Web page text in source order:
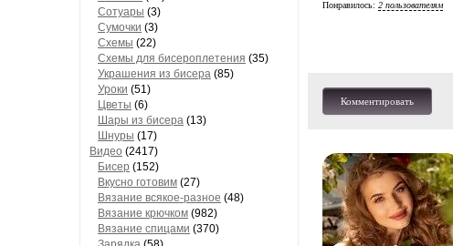
Сотуары (3)
Сумочки (3)
Схемы (22)
Схемы для бисероплетения (35)
Украшения из бисера (85)
Уроки (51)
Цветы (6)
Шары из бисера (13)
Шнуры (17)
Видео (2417)
Бисер (152)
Вкусно готовим (27)
Вязание всякое-разное (48)
Вязание крючком (982)
Вязание спицами (370)
Понравилось: 2 пользователям
Комментировать